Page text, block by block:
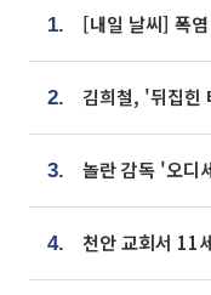
1.
2.
3.
4.